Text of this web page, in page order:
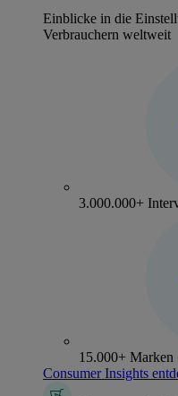
Einblicke in die
Verbrauchern weltweit
3.000.000+
15.000+ Marken
Consumer Insights